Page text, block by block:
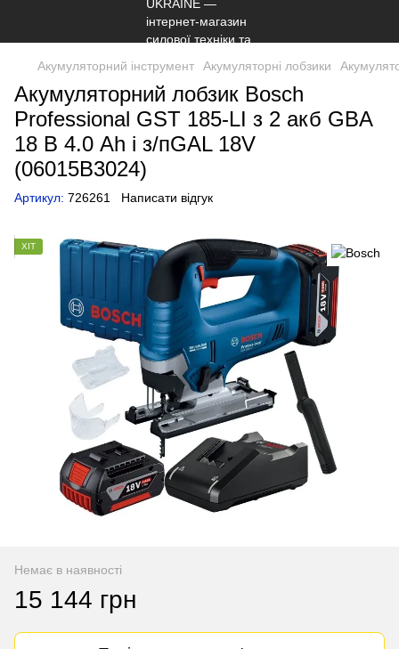
Акумуляторний інструмент Акумуляторні лобзики
Акумуляторний лобзик Bosch
Professional GST 185-LI з 2 акб GBA
18 В 4.0 Ah і з/пGAL 18V
(06015B3024)
Артикул: 726261 Написати відгук
ХІТ
Немає в наявності
15 144 грн